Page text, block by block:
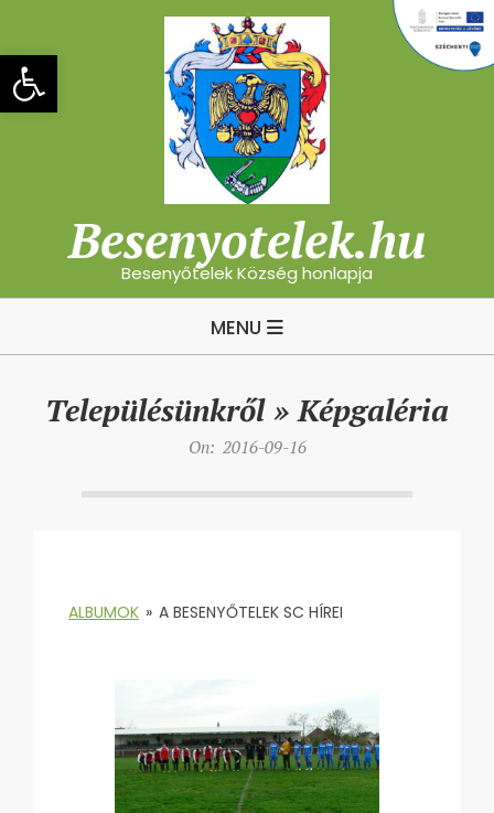
Eszköztár megnyitása
content
Besenyotelek.hu
Besenyőtelek Község honlapja
MENU
Településünkről »Képgaléria
On: 2016-09-16
ALBUMOK » A BESENYŐTELEK SC HÍREI